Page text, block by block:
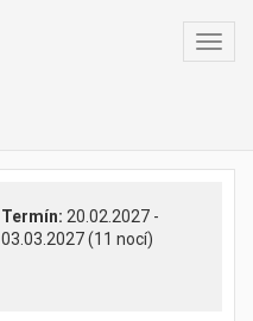
Termín: 20.02.2027 -
03.03.2027 (11 nocí)